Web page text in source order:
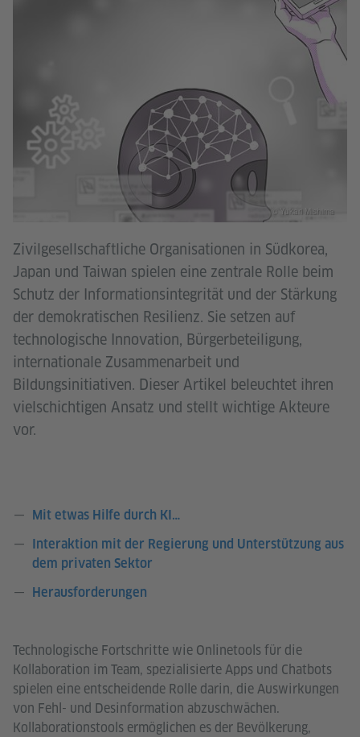
© Yukari Mishima
Zivilgesellschaftliche Organisationen in Südkorea,
Japan und Taiwan spielen eine zentrale Rolle beim
Schutz der Informationsintegrität und der Stärkung
der demokratischen Resilienz. Sie setzen auf
technologische Innovation, Bürgerbeteiligung,
internationale Zusammenarbeit und
Bildungsinitiativen. Dieser Artikel beleuchtet ihren
vielschichtigen Ansatz und stellt wichtige Akteure
vor.
Mit etwas Hilfe durch KI…
Interaktion mit der Regierung und Unterstützung aus
dem privaten Sektor
Herausforderungen
Technologische Fortschritte wie Onlinetools für die
Kollaboration im Team, spezialisierte Apps und Chatbots
spielen eine entscheidende Rolle darin, die Auswirkungen
von Fehl- und Desinformation abzuschwächen.
Kollaborationstools ermöglichen es der Bevölkerung,